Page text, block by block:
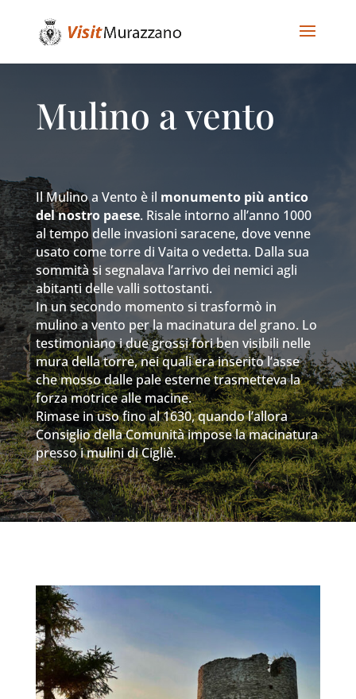
Mulino a vento
Il Mulino a Vento è il monumento più antico
del nostro paese. Risale intorno all’anno 1000
al tempo delle invasioni saracene, dove venne
usato come torre di Vaita o vedetta. Dalla sua
sommità si segnalava l’arrivo dei nemici agli
abitanti delle valli sottostanti.
In un secondo momento si trasformò in
mulino a vento per la macinatura del grano. Lo
testimoniano i due grossi fori ben visibili nelle
mura della torre, nei quali era inserito l’asse
che mosso dalle pale esterne trasmetteva la
forza motrice alle macine.
Rimase in uso fino al 1630, quando l’allora
Consiglio della Comunità impose la macinatura
presso i mulini di Cigliè.